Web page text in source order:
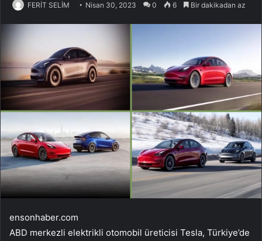
FERİT SELİM Nisan 30, 2023 0 6 Bir dakikadan az
ensonhaber.com
ABD merkezli elektrikli otomobil üreticisi Tesla, Türkiye’de